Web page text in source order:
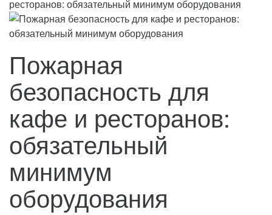
ресторанов: обязательный минимум оборудования
Пожарная
безопасность для
кафе и ресторанов:
обязательный
минимум
оборудования